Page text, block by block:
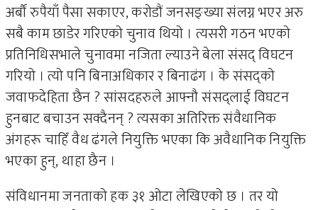
अर्बौं रुपैयाँ पैसा सकाएर, करोडौं जनसङ्ख्या संलग्न भएर अरु
सबै काम छाडेर गरिएको चुनाव थियो । त्यसरी गठन भएको
प्रतिनिधिसभाले चुनावमा नजिता ल्याउने बेला संसद् विघटन
गरियो । त्यो पनि बिनाअधिकार र बिनाढंग । के संसद्को
जवाफदेहिता छैन ? सांसदहरुले आफ्नौ संसद्लाई विघटन
हुनबाट बचाउन सक्दैनन् ? त्यसका अतिरिक्त संवैधानिक
अंगहरू चाहिँ वैध ढंगले नियुक्ति भएका कि अवैधानिक नियुक्ति
भएका हुन्, थाहा छैन ।
संविधानमा जनताको हक ३१ ओटा लेखिएको छ । तर यो